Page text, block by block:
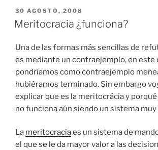
PUBLICADO
EL
30 AGOSTO, 2008
Meritocracia ¿funciona?
Una de las formas más sencillas de
es mediante un contraejemplo, en este
pondríamos como contraejemplo
hubiéramos terminado. Sin embargo
explicar que es la meritocrácia y
no funciona aún siendo un sistema muy
La meritocraciaes un sistema de
el que se le da mayor valor a las